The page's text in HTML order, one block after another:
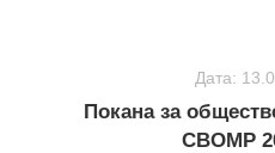
Дата:
Покана за
СВОМР